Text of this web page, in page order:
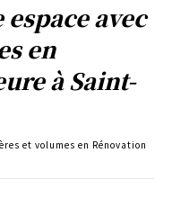
avec
en
à Saint-
et volumes en Rénovation